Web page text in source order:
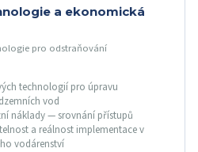
a ekonomická
pro odstraňování
technologií pro úpravu
vod
náklady — srovnání přístupů
a reálnost implementace v
vodárenství